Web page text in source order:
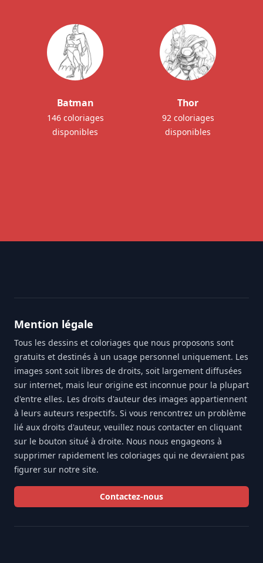
Batman
146 coloriages
disponibles
Thor
92 coloriages
disponibles
Mention légale
Tous les dessins et coloriages que nous proposons sont
gratuits et destinés à un usage personnel uniquement. Les
images sont soit libres de droits, soit largement diffusées
sur internet, mais leur origine est inconnue pour la plupart
d'entre elles. Les droits d'auteur des images appartiennent
à leurs auteurs respectifs. Si vous rencontrez un problème
lié aux droits d'auteur, veuillez nous contacter en cliquant
sur le bouton situé à droite. Nous nous engageons à
supprimer rapidement les coloriages qui ne devraient pas
figurer sur notre site.
Contactez-nous